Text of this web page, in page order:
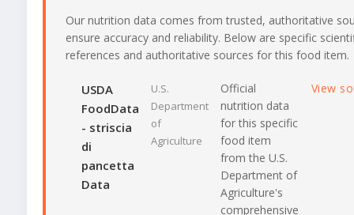
Our nutrition data comes from trusted, authoritative
ensure accuracy and reliability. Below are specific
references and authoritative sources for this food item.
USDA
FoodData
- striscia
di
pancetta
Data
U.S.
Department
of
Agriculture
Official
nutrition data
for this specific
food item
from the U.S.
Department of
Agriculture's
comprehensive
View